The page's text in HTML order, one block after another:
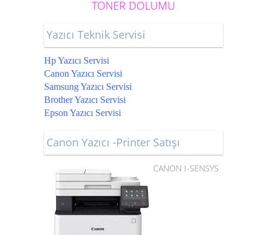
TONER DOLUMU
Yazıcı Teknik Servisi
Hp Yazıcı Servisi
Canon Yazıcı Servisi
Samsung Yazıcı Servisi
Brother Yazıcı Servisi
Epson Yazıcı Servisi
Canon Yazıcı -Printer Satışı
CANON I-SENSYS